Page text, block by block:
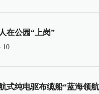
在公园“上岗”
式纯电驱布缆船“蓝海领